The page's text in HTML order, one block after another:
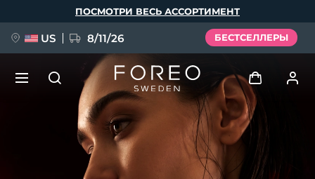
ПОСМОТРИ ВЕСЬ АССОРТИМЕНТ
US 8/11/26 БЕСТСЕЛЛЕРЫ
Войти
Профиль пользователя
НОВИНКА
BREAKING NEWS